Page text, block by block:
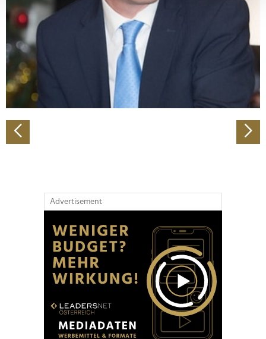
verarbeitet werden, und legen Sie Ihre Präferenzen im
Abschnitt Einzelheiten
fest.
Wir verwenden Cookies, um Inhalte und Anzeigen zu
personalisieren, Funktionen für soziale Medien anbieten
zu können und die Zugriffe auf unsere Website zu
analysieren. Außerdem geben wir Informationen zu Ihrer
Verwendung unserer Website an unsere Partner für
soziale Medien, Werbung und Analysen weiter. Unsere
Partner führen diese Informationen möglicherweise mit
Advertisement